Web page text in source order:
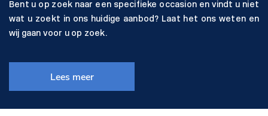
Bent u op zoek naar een specifieke occasion en vindt u niet
wat u zoekt in ons huidige aanbod? Laat het ons weten en
wij gaan voor u op zoek.
Lees meer